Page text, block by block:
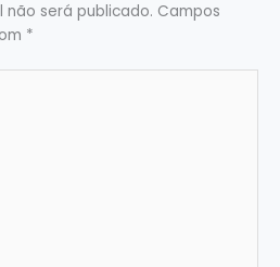
não será publicado. Campos
*